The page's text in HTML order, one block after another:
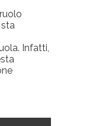
Infatti,